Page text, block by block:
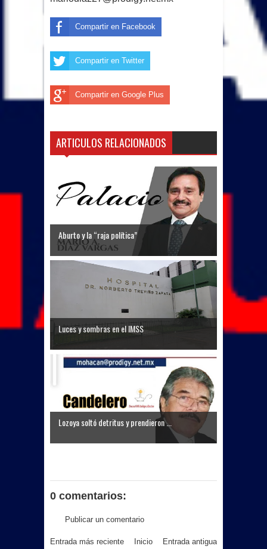
Compartir en Facebook
Compartir en Twitter
Compartir en Google Plus
ARTICULOS RELACIONADOS
Aburto y la “raja política”
Luces y sombras en el IMSS
Lozoya soltó detritus y prendieron ...
0 comentarios:
Publicar un comentario
Entrada más reciente Entrada antigua
Inicio